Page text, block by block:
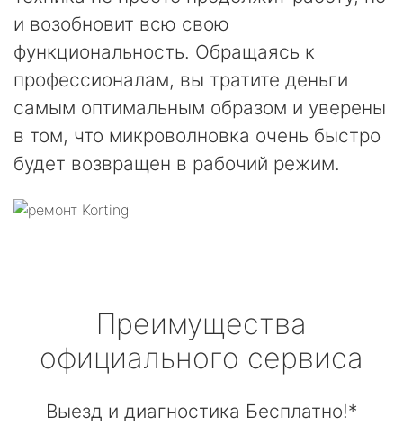
и возобновит всю свою
функциональность. Обращаясь к
профессионалам, вы тратите деньги
самым оптимальным образом и уверены
в том, что микроволновка очень быстро
будет возвращен в рабочий режим.
Преимущества
официального сервиса
Выезд и диагностика Бесплатно!*